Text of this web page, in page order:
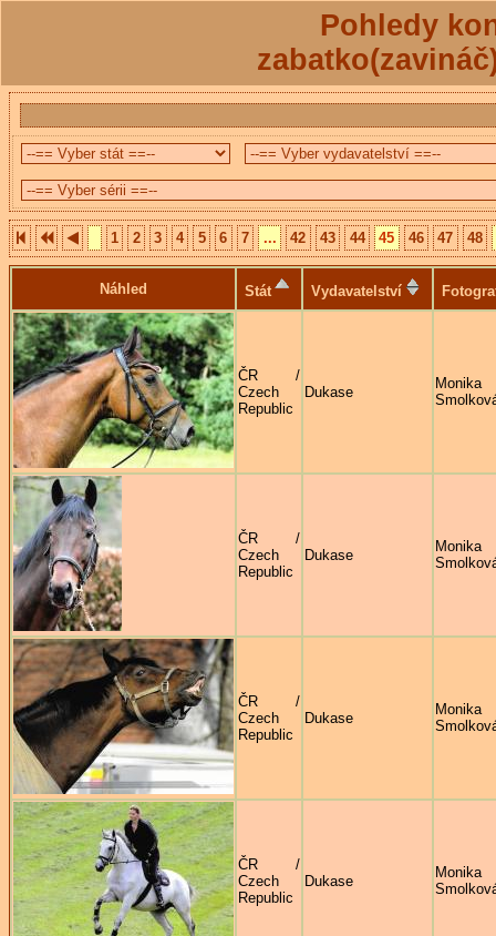
Pohledy
1 2 3 4 5 6 7 ... 42 43 44 45 46 47 48
Náhled Stát Vydavatelství
ČR /
Czech
Republic
Dukase
Monika
ČR /
Czech
Republic
Dukase
Monika
ČR /
Czech
Republic
Dukase
Monika
ČR /
Czech
Republic
Dukase
Monika